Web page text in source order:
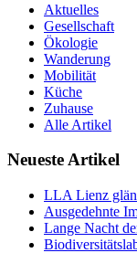
Aktuelles
Gesellschaft
Ökologie
Wanderung
Mobilität
Küche
Zuhause
Alle Artikel
Neueste Artikel
LLA Lienz
Ausgedehnte
Lange Nacht